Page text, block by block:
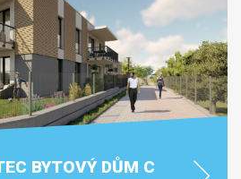
BYTOVÝ DŮM C